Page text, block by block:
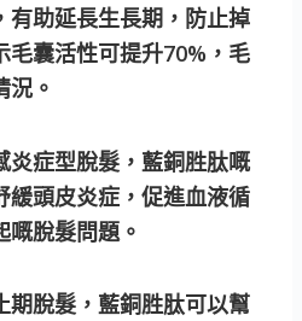
有助延長生長期，防止掉
毛囊活性可提升70%，毛
況。
炎症型脫髮，藍銅胜肽嘅
緩頭皮炎症，促進血液循
脫髮問題。
期脫髮，藍銅胜肽可以幫